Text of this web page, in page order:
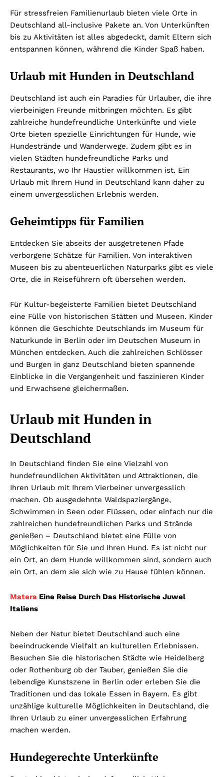
Für stressfreien Familienurlaub bieten viele Orte in
Deutschland all-inclusive Pakete an. Von Unterkünften
bis zu Aktivitäten ist alles abgedeckt, damit Eltern sich
entspannen können, während die Kinder Spaß haben.
Urlaub mit Hunden in Deutschland
Deutschland ist auch ein Paradies für Urlauber, die ihre
vierbeinigen Freunde mitbringen möchten. Es gibt
zahlreiche hundefreundliche Unterkünfte und viele
Orte bieten spezielle Einrichtungen für Hunde, wie
Hundestrände und Wanderwege. Zudem gibt es in
vielen Städten hundefreundliche Parks und
Restaurants, wo Ihr Haustier willkommen ist. Ein
Urlaub mit Ihrem Hund in Deutschland kann daher zu
einem unvergesslichen Erlebnis werden.
Geheimtipps für Familien
Entdecken Sie abseits der ausgetretenen Pfade
verborgene Schätze für Familien. Von interaktiven
Museen bis zu abenteuerlichen Naturparks gibt es viele
Orte, die in Reiseführern oft übersehen werden.
Für Kultur-begeisterte Familien bietet Deutschland
eine Fülle von historischen Stätten und Museen. Kinder
können die Geschichte Deutschlands im Museum für
Naturkunde in Berlin oder im Deutschen Museum in
München entdecken. Auch die zahlreichen Schlösser
und Burgen in ganz Deutschland bieten spannende
Einblicke in die Vergangenheit und faszinieren Kinder
und Erwachsene gleichermaßen.
Urlaub mit Hunden in
Deutschland
In Deutschland finden Sie eine Vielzahl von
hundefreundlichen Aktivitäten und Attraktionen, die
Ihren Urlaub mit Ihrem Vierbeiner unvergesslich
machen. Ob ausgedehnte Waldspaziergänge,
Schwimmen in Seen oder Flüssen, oder einfach nur die
zahlreichen hundefreundlichen Parks und Strände
genießen – Deutschland bietet eine Fülle von
Möglichkeiten für Sie und Ihren Hund. Es ist nicht nur
ein Ort, an dem Hunde willkommen sind, sondern auch
ein Ort, an dem sie sich wie zu Hause fühlen können.
Matera Eine Reise Durch Das Historische Juwel
Italiens
Neben der Natur bietet Deutschland auch eine
beeindruckende Vielfalt an kulturellen Erlebnissen.
Besuchen Sie die historischen Städte wie Heidelberg
oder Rothenburg ob der Tauber, genießen Sie die
lebendige Kunstszene in Berlin oder erleben Sie die
Traditionen und das lokale Essen in Bayern. Es gibt
unzählige kulturelle Möglichkeiten in Deutschland, die
Ihren Urlaub zu einer unvergesslichen Erfahrung
machen werden.
Hundegerechte Unterkünfte